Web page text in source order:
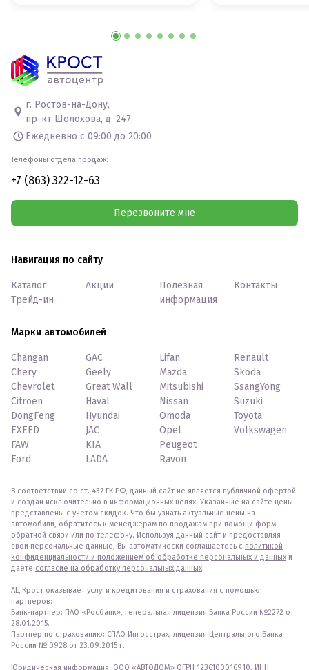
г. Ростов-на-Дону,
пр-кт Шолохова, д. 247
Ежедневно с 09:00 до 20:00
Телефоны отдела продаж:
+7 (863) 322-12-63
Перезвоните мне
Навигация по сайту
Каталог
Трейд-ин
Акции
Полезная
информация
Контакты
Марки автомобилей
Changan
Chery
Chevrolet
Citroen
DongFeng
EXEED
FAW
Ford
GAC
Geely
Great Wall
Haval
Hyundai
JAC
KIA
LADA
Lifan
Mazda
Mitsubishi
Nissan
Omoda
Opel
Peugeot
Ravon
Renault
Skoda
SsangYong
Suzuki
Toyota
Volkswagen
В соответствии со ст. 437 ГК РФ, данный сайт не является публичной офертой
и создан исключительно в информационных целях. Указанные на сайте цены
представлены с учетом скидок. Что бы узнать актуальные цены на
автомобили, обратитесь к менеджерам по продажам при помощи форм
обратной связи или по телефону. Используя данный сайт и предоставляя
свои персональные данные, Вы автоматически соглашаетесь с политикой
конфиденциальности и положением об обработке персональных и данных и
даете согласие на обработку персональных данных.
АЦ Крост оказывает услуги кредитования и страхования с помощью
партнеров:
Банк-партнер: ПАО «Росбанк», генеральная лицензия Банка России №2272 от
28.01.2015.
Партнер по страхованию: СПАО Ингосстрах, лицензия Центрального Банка
России № 0928 от 23.09.2015 г.
Юридическая информация: ООО «АВТОДОМ» ОГРН 1236100016910, ИНН